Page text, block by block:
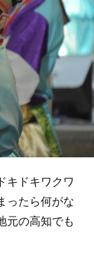
キドキワクワ
ったら何がな
元の高知でも